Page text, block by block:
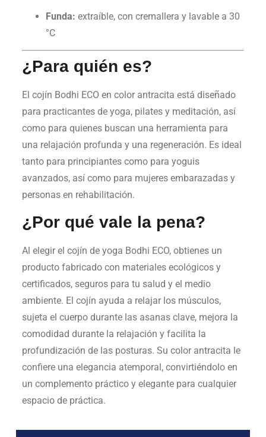
Funda: extraíble, con cremallera y lavable a 30
°C
¿Para quién es?
El cojín Bodhi ECO en color antracita está diseñado
para practicantes de yoga, pilates y meditación, así
como para quienes buscan una herramienta para
una relajación profunda y una regeneración. Es ideal
tanto para principiantes como para yoguis
avanzados, así como para mujeres embarazadas y
personas en rehabilitación.
¿Por qué vale la pena?
Al elegir el cojín de yoga Bodhi ECO, obtienes un
producto fabricado con materiales ecológicos y
certificados, seguros para tu salud y el medio
ambiente. El cojín ayuda a relajar los músculos,
sujeta el cuerpo durante las asanas clave, mejora la
comodidad durante la relajación y facilita la
profundización de las posturas. Su color antracita le
confiere una elegancia atemporal, convirtiéndolo en
un complemento práctico y elegante para cualquier
espacio de práctica.